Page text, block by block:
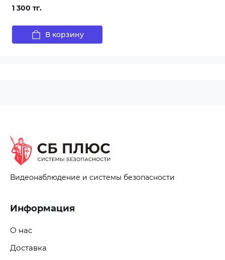
1 300 тг.
В корзину
Видеонаблюдение и системы безопасности
Информация
О нас
Доставка